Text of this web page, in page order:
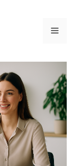
Menu